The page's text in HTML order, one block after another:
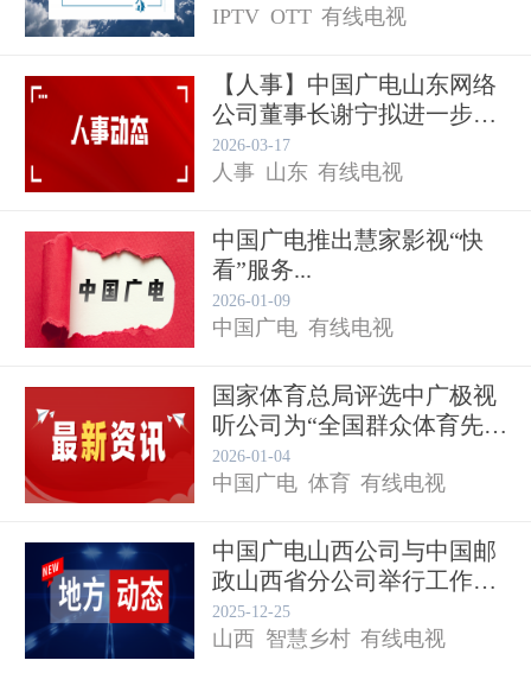
IPTV OTT 有线电视
青海广电局
【人事】中国广电山东网络
公司董事长谢宁拟进一步使
用...
2026-03-17
人事 山东 有线电视
中国广电推出慧家影视“快
看”服务...
2026-01-09
中国广电 有线电视
国家体育总局评选中广极视
听公司为“全国群众体育先进
单...
2026-01-04
中国广电 体育 有线电视
中国广电山西公司与中国邮
政山西省分公司举行工作会
谈 ...
2025-12-25
山西 智慧乡村 有线电视